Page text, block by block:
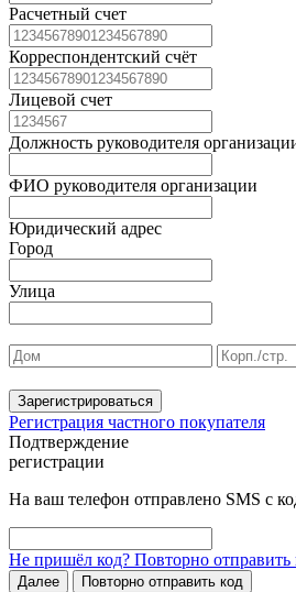
Расчетный счет
Корреспондентский счёт
Лицевой счет
Должность руководителя
ФИО руководителя организации
Юридический адрес
Город
Улица
Зарегистрироваться
Регистрация частного покупателя
Подтверждение
регистрации
На ваш телефон отправлено SMS с
Не пришёл код? Повторно отправить
Далее Повторно отправить код